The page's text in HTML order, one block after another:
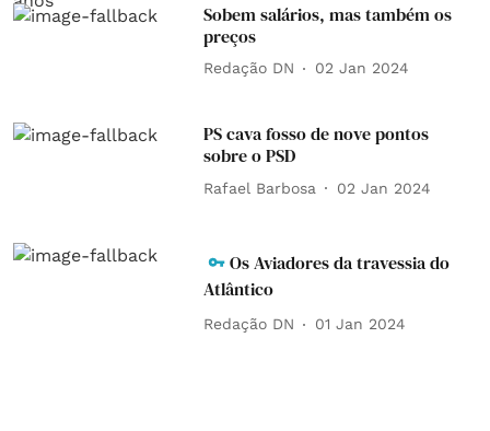
Sobem salários, mas também os
preços
Redação DN 02 Jan 2024
PS cava fosso de nove pontos
sobre o PSD
Rafael Barbosa 02 Jan 2024
Os Aviadores da travessia do
Atlântico
Redação DN 01 Jan 2024